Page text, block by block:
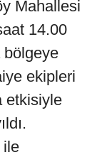
Mahallesi
14.00
bölgeye
ekipleri
etkisiyle
ile